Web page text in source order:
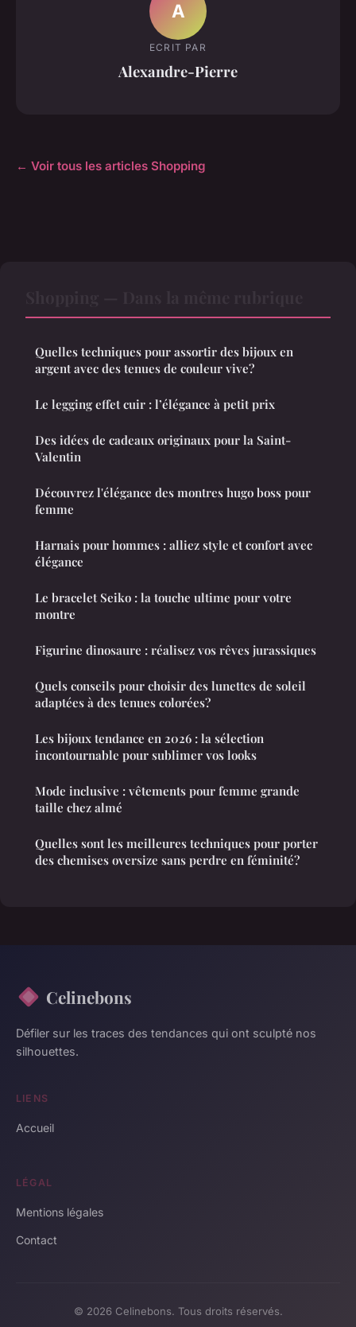
A
ECRIT PAR
Alexandre-Pierre
← Voir tous les articles Shopping
Quelles techniques pour assortir des bijoux en
argent avec des tenues de couleur vive?
Le legging effet cuir : l’élégance à petit prix
Des idées de cadeaux originaux pour la Saint-
Valentin
Découvrez l'élégance des montres hugo boss pour
femme
Harnais pour hommes : alliez style et confort avec
élégance
Le bracelet Seiko : la touche ultime pour votre
montre
Figurine dinosaure : réalisez vos rêves jurassiques
Quels conseils pour choisir des lunettes de soleil
adaptées à des tenues colorées?
Les bijoux tendance en 2026 : la sélection
incontournable pour sublimer vos looks
Mode inclusive : vêtements pour femme grande
taille chez almé
Quelles sont les meilleures techniques pour porter
des chemises oversize sans perdre en féminité?
Celinebons
Défiler sur les traces des tendances qui ont sculpté nos
silhouettes.
LIENS
Accueil
LÉGAL
Mentions légales
Contact
© 2026 Celinebons. Tous droits réservés.